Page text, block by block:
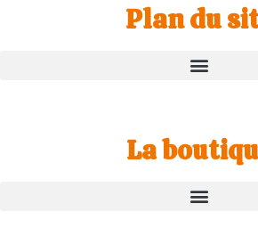
Plan du
La